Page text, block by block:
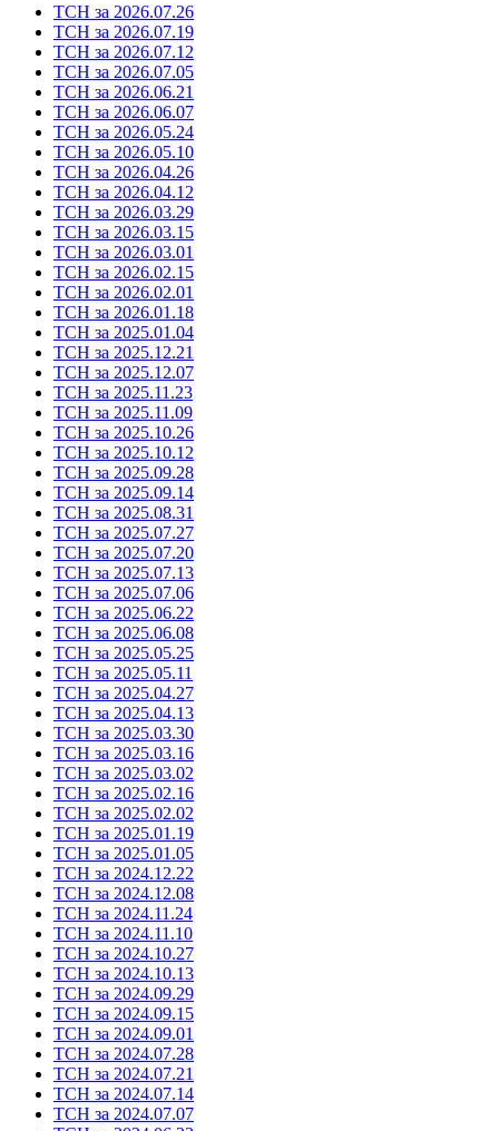
ТСН за 2026.07.26
ТСН за 2026.07.19
ТСН за 2026.07.12
ТСН за 2026.07.05
ТСН за 2026.06.21
ТСН за 2026.06.07
ТСН за 2026.05.24
ТСН за 2026.05.10
ТСН за 2026.04.26
ТСН за 2026.04.12
ТСН за 2026.03.29
ТСН за 2026.03.15
ТСН за 2026.03.01
ТСН за 2026.02.15
ТСН за 2026.02.01
ТСН за 2026.01.18
ТСН за 2025.01.04
ТСН за 2025.12.21
ТСН за 2025.12.07
ТСН за 2025.11.23
ТСН за 2025.11.09
ТСН за 2025.10.26
ТСН за 2025.10.12
ТСН за 2025.09.28
ТСН за 2025.09.14
ТСН за 2025.08.31
ТСН за 2025.07.27
ТСН за 2025.07.20
ТСН за 2025.07.13
ТСН за 2025.07.06
ТСН за 2025.06.22
ТСН за 2025.06.08
ТСН за 2025.05.25
ТСН за 2025.05.11
ТСН за 2025.04.27
ТСН за 2025.04.13
ТСН за 2025.03.30
ТСН за 2025.03.16
ТСН за 2025.03.02
ТСН за 2025.02.16
ТСН за 2025.02.02
ТСН за 2025.01.19
ТСН за 2025.01.05
ТСН за 2024.12.22
ТСН за 2024.12.08
ТСН за 2024.11.24
ТСН за 2024.11.10
ТСН за 2024.10.27
ТСН за 2024.10.13
ТСН за 2024.09.29
ТСН за 2024.09.15
ТСН за 2024.09.01
ТСН за 2024.07.28
ТСН за 2024.07.21
ТСН за 2024.07.14
ТСН за 2024.07.07